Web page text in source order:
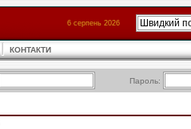
6 серпень 2026
КОНТАКТИ
Пароль: